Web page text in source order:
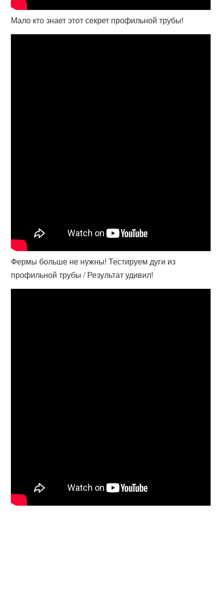
Мало кто знает этот секрет профильной трубы!
Фермы больше не нужны! Тестируем дуги из
профильной трубы / Результат удивил!